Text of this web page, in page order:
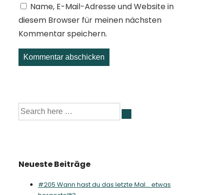
Name, E-Mail-Adresse und Website in
diesem Browser für meinen nächsten
Kommentar speichern.
Suche
nach:
Neueste Beiträge
#205 Wann hast du das letzte Mal… etwas